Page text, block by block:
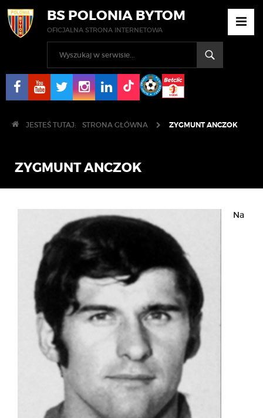
BS POLONIA BYTOM
OFICJALNA STRONA INTERNETOWA
JESTEŚ TUTAJ: STRONA GŁÓWNA ZYGMUNT ANCZOK
ZYGMUNT ANCZOK
Na